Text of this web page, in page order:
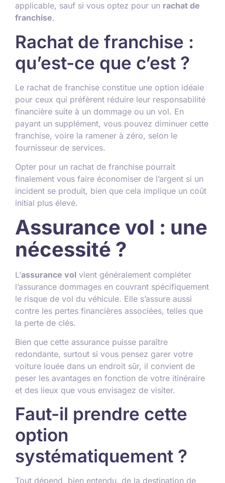
applicable, sauf si vous optez pour un rachat de
franchise.
Rachat de franchise :
qu’est-ce que c’est ?
Le rachat de franchise constitue une option idéale
pour ceux qui préfèrent réduire leur responsabilité
financière suite à un dommage ou un vol. En
payant un supplément, vous pouvez diminuer cette
franchise, voire la ramener à zéro, selon le
fournisseur de services.
Opter pour un rachat de franchise pourrait
finalement vous faire économiser de l’argent si un
incident se produit, bien que cela implique un coût
initial plus élevé.
Assurance vol : une
nécessité ?
L’assurance vol vient généralement compléter
l’assurance dommages en couvrant spécifiquement
le risque de vol du véhicule. Elle s’assure aussi
contre les pertes financières associées, telles que
la perte de clés.
Bien que cette assurance puisse paraître
redondante, surtout si vous pensez garer votre
voiture louée dans un endroit sûr, il convient de
peser les avantages en fonction de votre itinéraire
et des lieux que vous envisagez de visiter.
Faut-il prendre cette
option
systématiquement ?
Tout dépend, bien entendu, de la destination de